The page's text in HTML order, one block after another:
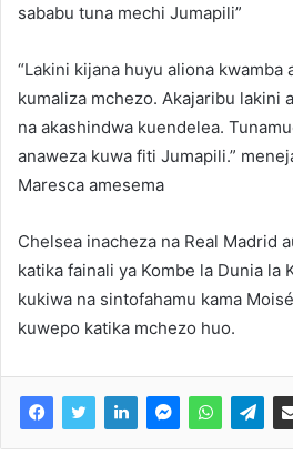
sababu tuna mechi Jumapili”
“Lakini kijana huyu aliona kwamba
kumaliza mchezo. Akajaribu lakini
na akashindwa kuendelea.
anaweza kuwa fiti Jumapili.”
Maresca amesema
Chelsea inacheza na Real Madrid
katika fainali ya Kombe la Dunia la
kukiwa na sintofahamu kama
kuwepo katika mchezo huo.